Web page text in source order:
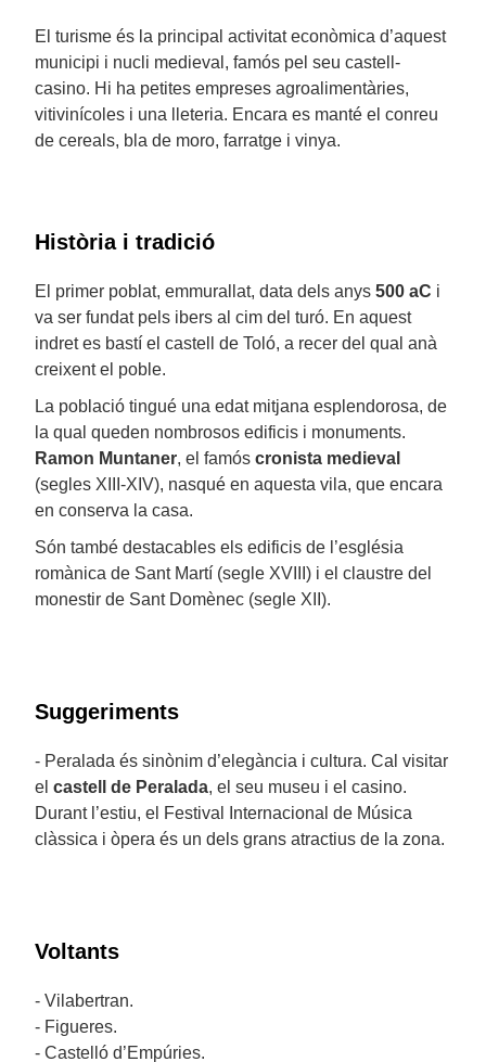
El turisme és la principal activitat econòmica d’aquest
municipi i nucli medieval, famós pel seu castell-
casino. Hi ha petites empreses agroalimentàries,
vitivinícoles i una lleteria. Encara es manté el conreu
de cereals, bla de moro, farratge i vinya.
Història i tradició
El primer poblat, emmurallat, data dels anys 500 aC i
va ser fundat pels ibers al cim del turó. En aquest
indret es bastí el castell de Toló, a recer del qual anà
creixent el poble.
La població tingué una edat mitjana esplendorosa, de
la qual queden nombrosos edificis i monuments.
Ramon Muntaner, el famós cronista medieval
(segles XIII-XIV), nasqué en aquesta vila, que encara
en conserva la casa.
Són també destacables els edificis de l’església
romànica de Sant Martí (segle XVIII) i el claustre del
monestir de Sant Domènec (segle XII).
Suggeriments
- Peralada és sinònim d’elegància i cultura. Cal visitar
el castell de Peralada, el seu museu i el casino.
Durant l’estiu, el Festival Internacional de Música
clàssica i òpera és un dels grans atractius de la zona.
Voltants
- Vilabertran.
- Figueres.
- Castelló d’Empúries.